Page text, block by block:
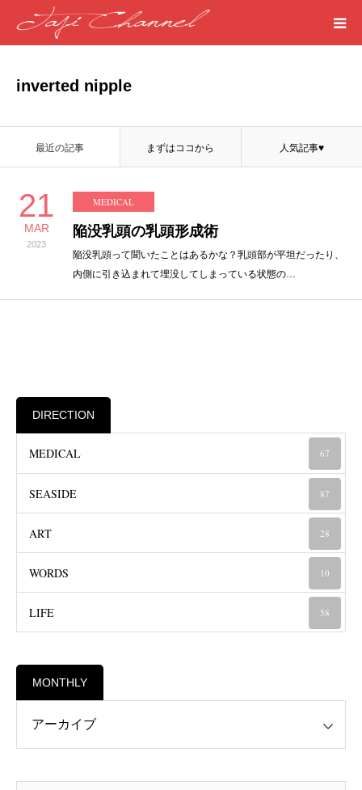
inverted nipple
最近の記事 まずはココから 人気記事♥
21
MAR
2023
MEDICAL
陥没乳頭の乳頭形成術
陥没乳頭って聞いたことはあるかな？乳頭部が平坦だったり、
内側に引き込まれて埋没してしまっている状態の…
DIRECTION
MEDICAL 67
SEASIDE 87
ART 28
WORDS 10
LIFE 58
MONTHLY
SEASIDE
ART
WORDS